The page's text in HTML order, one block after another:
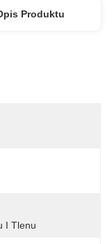
Produktu
I Tlenu